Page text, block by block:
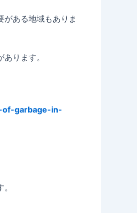
ある地域もありま
ります。
garbage-in-